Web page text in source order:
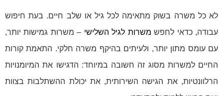
לא כל משרה בשוק מתאימה לכל גיל או שלב חיים. בעת חיפוש
עבודה, כדאי לחפש משרות לגיל השלישי – משרות גמישות יותר,
עם עומס מתון יותר, ולעיתים בהיקף משרה חלקי. התאמת קורות
החיים למשרות מסוג זה חשובה במיוחד: הדגישו את המיומנויות
הרלוונטיות, את הגישה השירותית, את יכולת ההשתלבות בצוות